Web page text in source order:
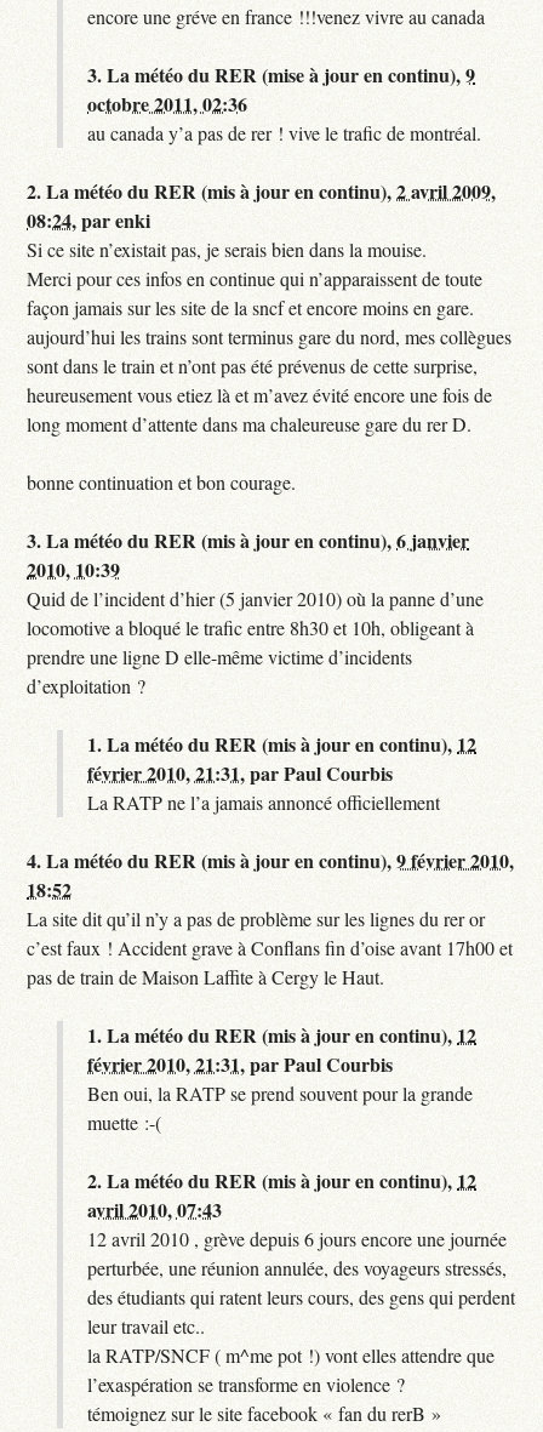
encore une gréve en france !!!venez vivre au canada
3.La météo du RER (mise à jour en continu),9
octobre 2011, 02:36
au canada y’a pas de rer ! vive le trafic de montréal.
2.La météo du RER (mis à jour en continu),2 avril 2009,
08:24,parenki
Si ce site n’existait pas, je serais bien dans la mouise.
Merci pour ces infos en continue qui n’apparaissent de toute
façon jamais sur les site de la sncf et encore moins en gare.
aujourd’hui les trains sont terminus gare du nord, mes collègues
sont dans le train et n’ont pas été prévenus de cette surprise,
heureusement vous etiez là et m’avez évité encore une fois de
long moment d’attente dans ma chaleureuse gare du rer D.
bonne continuation et bon courage.
3.La météo du RER (mis à jour en continu),6 janvier
2010, 10:39
Quid de l’incident d’hier (5 janvier 2010) où la panne d’une
locomotive a bloqué le trafic entre 8h30 et 10h, obligeant à
prendre une ligne D elle-même victime d’incidents
d’exploitation ?
1.La météo du RER (mis à jour en continu), 12
février 2010, 21:31,parPaul Courbis
La RATP ne l’a jamais annoncé officiellement
4.La météo du RER (mis à jour en continu),9 février 2010,
18:52
La site dit qu’il n’y a pas de problème sur les lignes du rer or
c’est faux ! Accident grave à Conflans fin d’oise avant 17h00 et
pas de train de Maison Laffite à Cergy le Haut.
1.La météo du RER (mis à jour en continu), 12
février 2010, 21:31,parPaul Courbis
Ben oui, la RATP se prend souvent pour la grande
muette :-(
2.La météo du RER (mis à jour en continu), 12
avril 2010, 07:43
12 avril 2010 , grève depuis 6 jours encore une journée
perturbée, une réunion annulée, des voyageurs stressés,
des étudiants qui ratent leurs cours, des gens qui perdent
leur travail etc..
la RATP/SNCF ( m^me pot !) vont elles attendre que
l’exaspération se transforme en violence ?
témoignez sur le site facebook « fan du rerB »